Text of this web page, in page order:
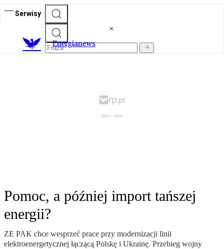
Serwisy
Energianews
Pomoc, a później import tańszej
energii?
ZE PAK chce wesprzeć prace przy modernizacji linii
elektroenergetycznej łączącą Polskę i Ukrainę. Przebieg wojny